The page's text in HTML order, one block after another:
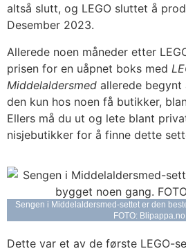
altså slutt, og LEGO sluttet å
Desember 2023.
Allerede noen måneder etter
prisen for en uåpnet boks med
Middelaldersmed allerede begynt
den kun hos noen få butikker,
Ellers må du ut og lete blant
nisjebutikker for å finne dette
Sengen i Middelaldersmed-settet er den
FOTO: Blipappa.no
Dette var et av de første LEGO-